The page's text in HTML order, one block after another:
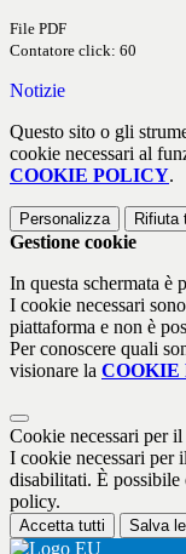
File PDF
Contatore click: 60
Notizie
Questo sito o gli
cookie necessari al
COOKIE POLICY.
Personalizza Rifiuta
Gestione cookie
In questa schermata è
I cookie necessari
piattaforma e non è
Per conoscere quali
visionare la COOKIE
Cookie necessari per
I cookie necessari per
disabilitati. È possibile
policy.
Accetta tutti Salva